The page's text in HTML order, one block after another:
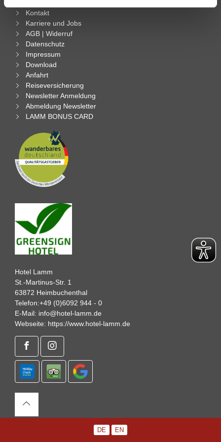
gesammelt haben.
Kontakt
Karriere und Jobs
AGB | Widerruf
Datenschutz
Impressum
Download
Anfahrt
Reiseversicherung
Newsletter Anmeldung
Abmeldung Newsletter
LAMM BONUS CARD
Hotel Lamm
St.-Martinus-Str. 1
63872 Heimbuchenthal
Telefon:+49 (0)6092 944 - 0
E-Mail: info@hotel-lamm.de
Webseite: https://www.hotel-lamm.de
DE EN